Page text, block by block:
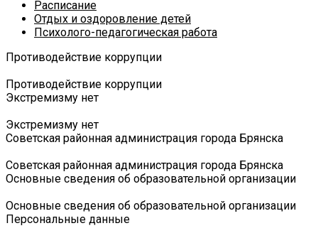
Расписание
Отдых и оздоровление детей
Психолого-педагогическая работа
Противодействие коррупции
Противодействие коррупции
Экстремизму нет
Экстремизму нет
Советская районная администрация города Брянска
Советская районная администрация города Брянска
Основные сведения об образовательной организации
Основные сведения об образовательной организации
Персональные данные